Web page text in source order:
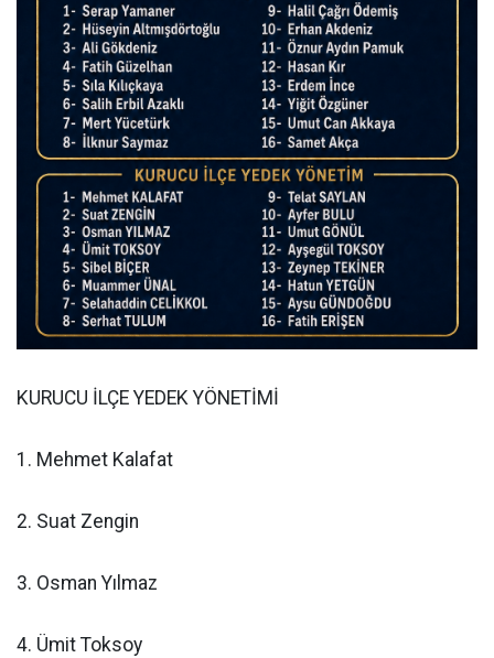
KURUCU İLÇE YEDEK YÖNETİMİ
1. Mehmet Kalafat
2. Suat Zengin
3. Osman Yılmaz
4. Ümit Toksoy